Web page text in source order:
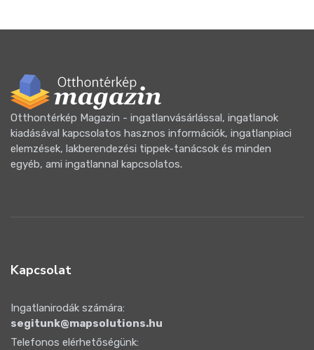
Otthontérkép Magazin - ingatlanvásárlással, ingatlanok
kiadásával kapcsolatos hasznos információk, ingatlanpiaci
elemzések, lakberendezési tippek-tanácsok és minden
egyéb, ami ingatlannal kapcsolatos.
Kapcsolat
Ingatlanirodák számára:
segitunk@mapsolutions.hu
Telefonos elérhetőségünk: